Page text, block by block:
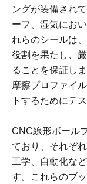
ングが装備され
ーフ、湿気にお
れらのシールは
役割を果たし、
ることを保証し
摩擦プロファイ
トするためにテ
CNC線形ボール
ており、それぞ
工学、自動化な
す。これらのブ